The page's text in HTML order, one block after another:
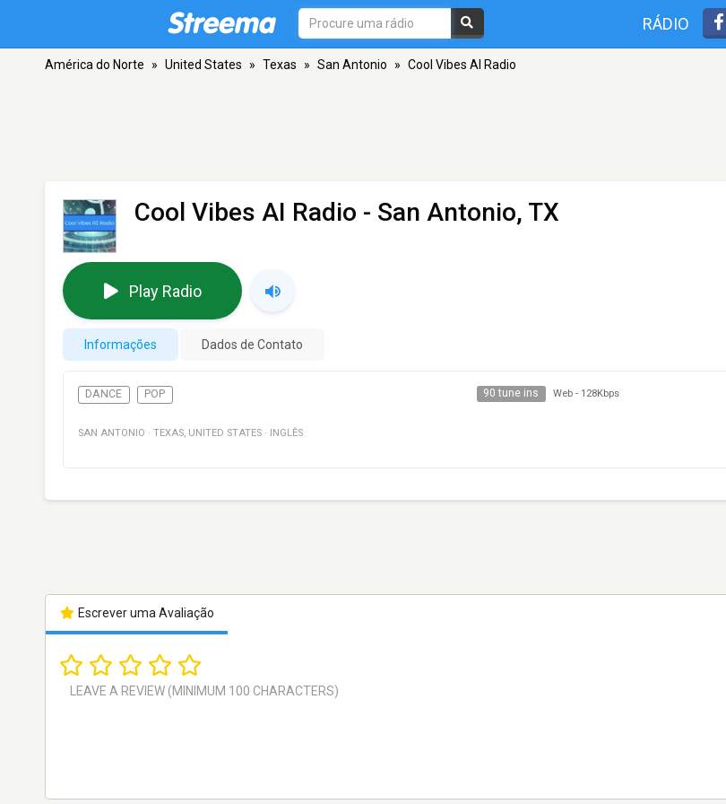
RÁDIO
América do Norte » United States » Texas » San Antonio » Cool Vibes AI Radio
Cool Vibes AI Radio - San Antonio, TX
Play Radio
Informações Dados de Contato
DANCE POP 90 tune ins Web - 128Kbps
SAN ANTONIO · TEXAS, UNITED STATES · INGLÊS
Escrever uma Avaliação